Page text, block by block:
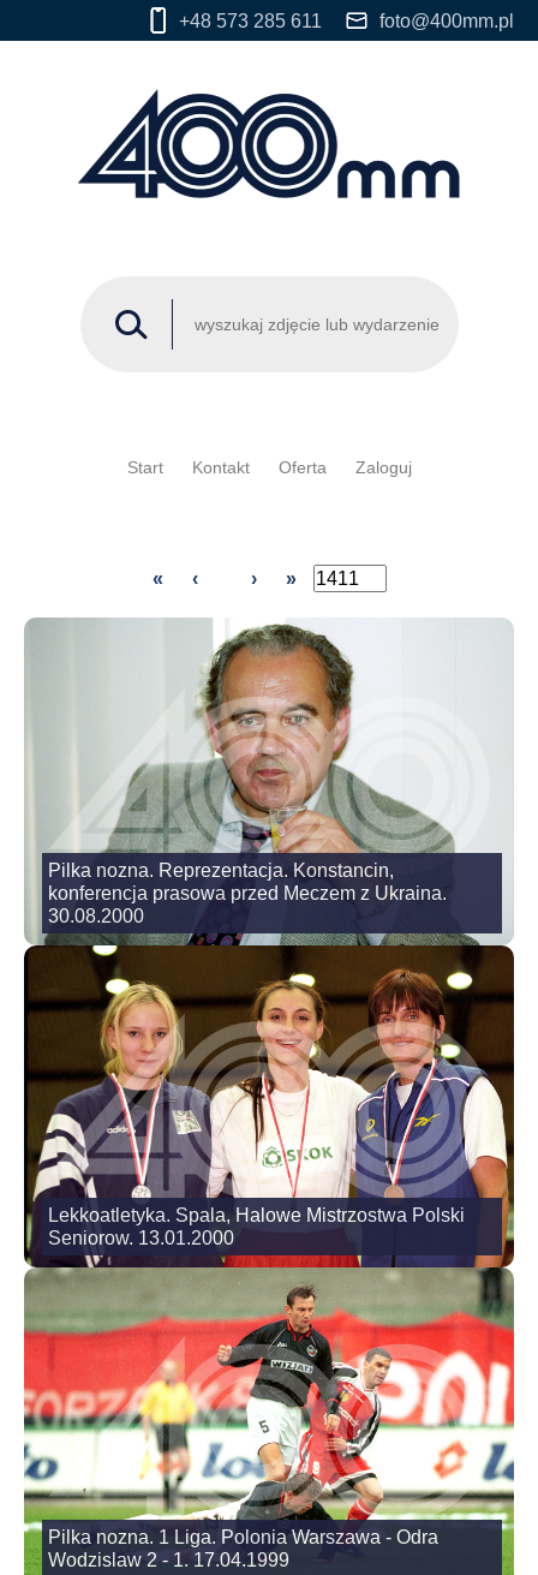
+48 573 285 611 foto@400mm.pl
Start Kontakt Oferta Zaloguj
« ‹ › »
Pilka nozna. Reprezentacja. Konstancin,
konferencja prasowa przed Meczem z Ukraina.
30.08.2000
Lekkoatletyka. Spala, Halowe Mistrzostwa Polski
Seniorow. 13.01.2000
Pilka nozna. 1 Liga. Polonia Warszawa - Odra
Wodzislaw 2 - 1. 17.04.1999